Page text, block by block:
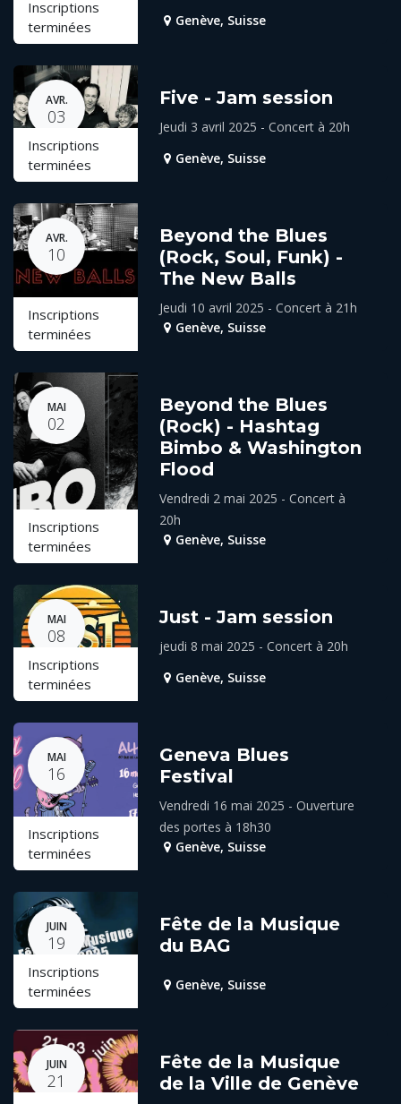
Inscriptions
terminées
Genève, Suisse
AVR.
03
Inscriptions
terminées
Five - Jam session
Jeudi 3 avril 2025 - Concert à 20h
Genève, Suisse
AVR.
10
Inscriptions
terminées
Beyond the Blues
(Rock, Soul, Funk) -
The New Balls
Jeudi 10 avril 2025 - Concert à 21h
Genève, Suisse
MAI
02
Inscriptions
terminées
Beyond the Blues
(Rock) - Hashtag
Bimbo & Washington
Flood
Vendredi 2 mai 2025 - Concert à
20h
Genève, Suisse
MAI
08
Inscriptions
terminées
Just - Jam session
jeudi 8 mai 2025 - Concert à 20h
Genève, Suisse
MAI
16
Inscriptions
terminées
Geneva Blues
Festival
Vendredi 16 mai 2025 - Ouverture
des portes à 18h30
Genève, Suisse
JUIN
19
Inscriptions
terminées
Fête de la Musique
du BAG
Genève, Suisse
JUIN
21
Fête de la Musique
de la Ville de Genève